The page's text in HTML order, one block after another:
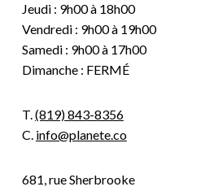
Jeudi : 9h00 à 18h00
Vendredi : 9h00 à 19h00
Samedi : 9h00 à 17h00
Dimanche : FERMÉ
T.(819) 843-8356
C. info@planete.co
681, rue Sherbrooke